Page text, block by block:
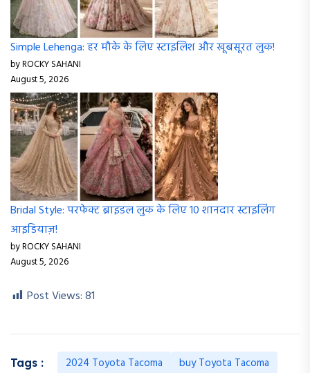
Simple Lehenga: हर मौके के लिए स्टाइलिश और खूबसूरत लुक!
by ROCKY SAHANI
August 5, 2026
Bridal Style: परफेक्ट ब्राइडल लुक के लिए 10 शानदार स्टाइलिंग
आइडियाज़!
by ROCKY SAHANI
August 5, 2026
Post Views:81
Tags : 2024 Toyota Tacoma
buy Toyota Tacoma